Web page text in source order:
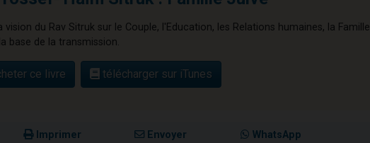
vision du Rav Sitruk sur le Couple, l'Education, les Relations humaines, la Famille
base de la transmission.
ce livre télécharger sur iTunes
Imprimer Envoyer WhatsApp